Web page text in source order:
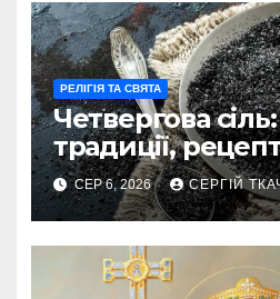
РЕЛІГІЯ ТА СВЯТА
Четвергова
традиції,
оберегу
СЕР 6, 2026 СЕРГІЙ